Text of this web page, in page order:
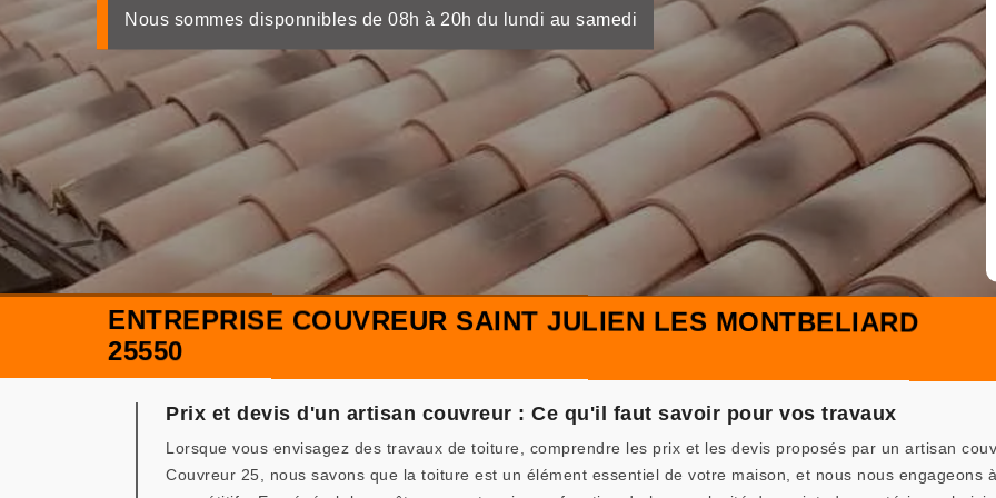
Nous sommes disponnibles de 08h à 20h du lundi au samedi
ENTREPRISE COUVREUR SAINT JULIEN LES MONTBELIARD
25550
Prix et devis d'un artisan couvreur : Ce qu'il faut savoir pour vos travaux
Lorsque vous envisagez des travaux de toiture, comprendre les prix et les devis proposés par un artisan
Couvreur 25, nous savons que la toiture est un élément essentiel de votre maison, et nous nous engageons